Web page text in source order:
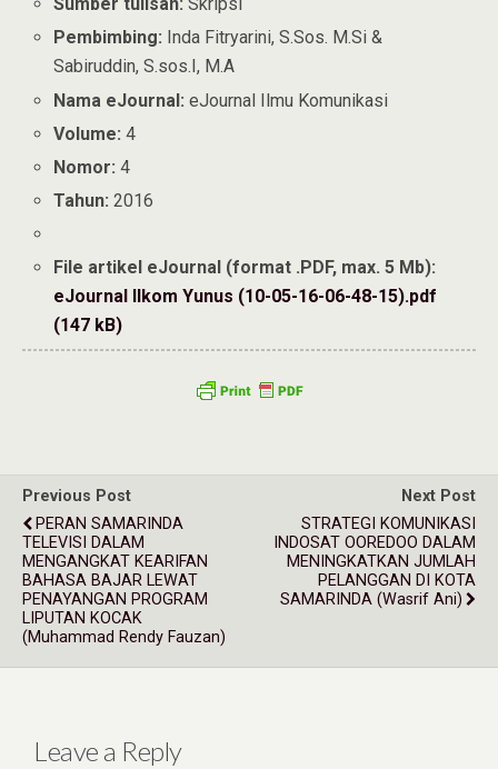
Pembimbing: Inda Fitryarini, S.Sos. M.Si &
Sabiruddin, S.sos.I, M.A
Nama eJournal: eJournal Ilmu Komunikasi
Volume: 4
Nomor: 4
Tahun: 2016
File artikel eJournal (format .PDF, max. 5 Mb):
eJournal Ilkom Yunus (10-05-16-06-48-15).pdf
(147 kB)
Previous Post
PERAN SAMARINDA
TELEVISI DALAM
MENGANGKAT KEARIFAN
BAHASA BAJAR LEWAT
PENAYANGAN PROGRAM
LIPUTAN KOCAK
(Muhammad Rendy Fauzan)
Next Post
STRATEGI KOMUNIKASI
INDOSAT OOREDOO DALAM
MENINGKATKAN JUMLAH
PELANGGAN DI KOTA
SAMARINDA (Wasrif Ani)
Leave a Reply